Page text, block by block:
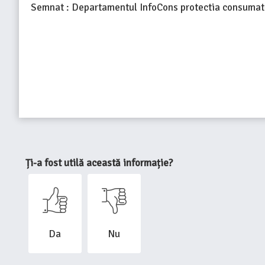
Semnat : Departamentul InfoCons protectia
Ți-a fost utilă această informație?
Da Nu